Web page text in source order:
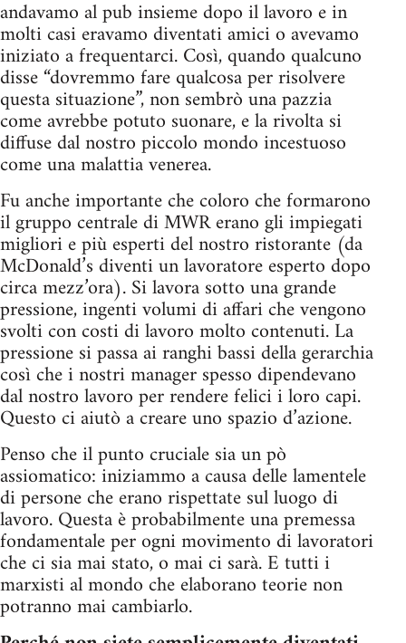
andavamo al pub insieme dopo il lavoro e in
molti casi eravamo diventati amici o avevamo
iniziato a frequentarci. Così, quando qualcuno
disse “dovremmo fare qualcosa per risolvere
questa situazione”, non sembrò una pazzia
come avrebbe potuto suonare, e la rivolta si
diffuse dal nostro piccolo mondo incestuoso
come una malattia venerea.
Fu anche importante che coloro che formarono
il gruppo centrale di MWR erano gli impiegati
migliori e più esperti del nostro ristorante (da
McDonald’s diventi un lavoratore esperto dopo
circa mezz’ora). Si lavora sotto una grande
pressione, ingenti volumi di affari che vengono
svolti con costi di lavoro molto contenuti. La
pressione si passa ai ranghi bassi della gerarchia
così che i nostri manager spesso dipendevano
dal nostro lavoro per rendere felici i loro capi.
Questo ci aiutò a creare uno spazio d’azione.
Penso che il punto cruciale sia un pò
assiomatico: iniziammo a causa delle lamentele
di persone che erano rispettate sul luogo di
lavoro. Questa è probabilmente una premessa
fondamentale per ogni movimento di lavoratori
che ci sia mai stato, o mai ci sarà. E tutti i
marxisti al mondo che elaborano teorie non
potranno mai cambiarlo.